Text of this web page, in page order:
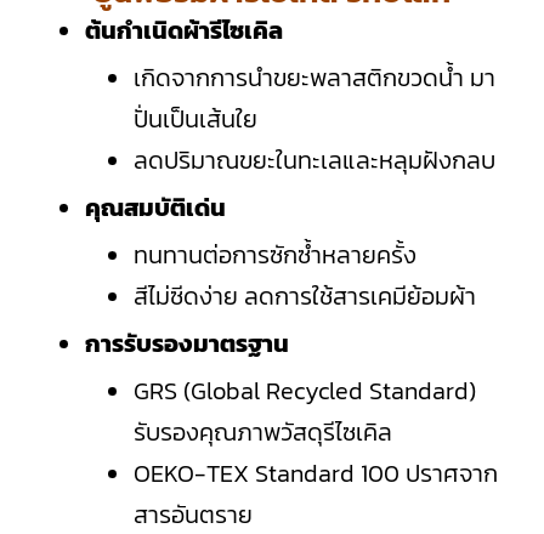
ต้นกำเนิดผ้ารีไซเคิล
เกิดจากการนำขยะพลาสติกขวดน้ำ มา
ปั่นเป็นเส้นใย
ลดปริมาณขยะในทะเลและหลุมฝังกลบ
คุณสมบัติเด่น
ทนทานต่อการซักซ้ำหลายครั้ง
สีไม่ซีดง่าย ลดการใช้สารเคมีย้อมผ้า
การรับรองมาตรฐาน
GRS (Global Recycled Standard)
รับรองคุณภาพวัสดุรีไซเคิล
OEKO-TEX Standard 100 ปราศจาก
สารอันตราย